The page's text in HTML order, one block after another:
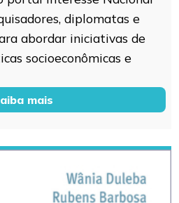
diplomatas e
abordar iniciativas de
socioeconômicas e
mais